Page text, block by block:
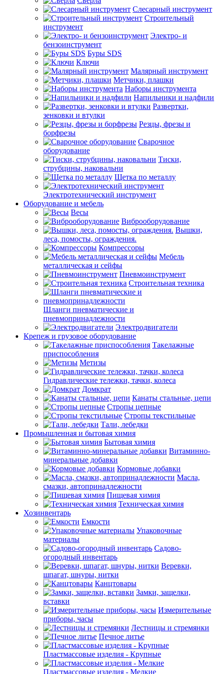
Слесарный инструмент
Строительный
инструмент
Электро- и
бензоинструмент
Буры SDS
Ключи
Малярный инструмент
Метчики, плашки
Наборы инструмента
Напильники и надфили
Развертки,
зенковки и втулки
Резцы, фрезы и
борфрезы
Сварочное
оборудование
Тиски,
струбцины, наковальни
Щетка по металлу
Электротехнический инструмент
Оборудование и мебель
Весы
Виброоборудование
Вышки,
леса, помосты, ограждения.
Компрессоры
Мебель
металлическая и сейфы
Пневмоинструмент
Строительная техника
Шланги пневматические и
пневмопринадлежности
Электродвигатели
Крепеж и грузовое оборудование
Такелажные
приспособления
Метизы
Гидравлические тележки, тачки, колеса
Домкрат
Канаты стальные, цепи
Стропы цепные
Стропы текстильные
Тали, лебедки
Промышленная и бытовая химия
Бытовая химия
Витаминно-
минеральные добавки
Кормовые добавки
Масла,
смазки, автопринадлежности
Пищевая химия
Техническая химия
Хозинвентарь
Емкости
Упаковочные
материалы
Садово-
огородный инвентарь
Веревки,
шпагат, шнуры, нитки
Канцтовары
Замки, защелки,
вставки
Измерительные
приборы, часы
Лестницы и стремянки
Печное литье
Пластмассовые изделия - Крупные
Пластмассовые изделия - Мелкие